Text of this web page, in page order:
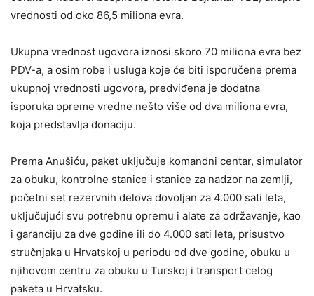
vrednosti od oko 86,5 miliona evra.
Ukupna vrednost ugovora iznosi skoro 70 miliona evra bez
PDV-a, a osim robe i usluga koje će biti isporučene prema
ukupnoj vrednosti ugovora, predviđena je dodatna
isporuka opreme vredne nešto više od dva miliona evra,
koja predstavlja donaciju.
Prema Anušiću, paket uključuje komandni centar, simulator
za obuku, kontrolne stanice i stanice za nadzor na zemlji,
početni set rezervnih delova dovoljan za 4.000 sati leta,
uključujući svu potrebnu opremu i alate za održavanje, kao
i garanciju za dve godine ili do 4.000 sati leta, prisustvo
stručnjaka u Hrvatskoj u periodu od dve godine, obuku u
njihovom centru za obuku u Turskoj i transport celog
paketa u Hrvatsku.